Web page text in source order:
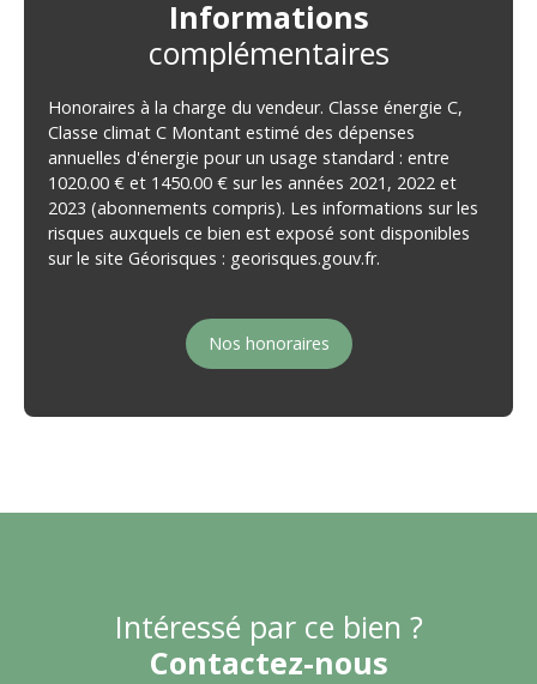
Informations
complémentaires
Honoraires à la charge du vendeur. Classe énergie C,
Classe climat C Montant estimé des dépenses
annuelles d'énergie pour un usage standard : entre
1020.00 € et 1450.00 € sur les années 2021, 2022 et
2023 (abonnements compris). Les informations sur les
risques auxquels ce bien est exposé sont disponibles
sur le site Géorisques : georisques.gouv.fr.
Nos honoraires
Intéressé par ce bien ?
Contactez-nous